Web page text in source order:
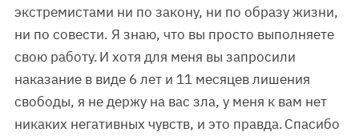
экстремистами ни по закону, ни по образу жизни,
ни по совести. Я знаю, что вы просто выполняете
свою работу. И хотя для меня вы запросили
наказание в виде 6 лет и 11 месяцев лишения
свободы, я не держу на вас зла, у меня к вам нет
никаких негативных чувств, и это правда. Спасибо